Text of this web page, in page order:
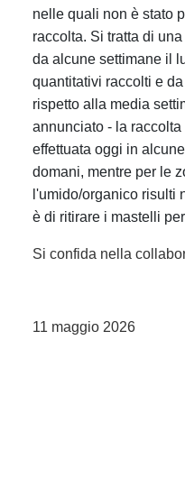
nelle quali non è stato
raccolta. Si tratta di
da alcune settimane il
quantitativi raccolti e
rispetto alla media
annunciato - la
effettuata oggi in
domani, mentre per le
l'umido/organico risulti
è di ritirare i mastelli
Si confida nella
11 maggio 2026